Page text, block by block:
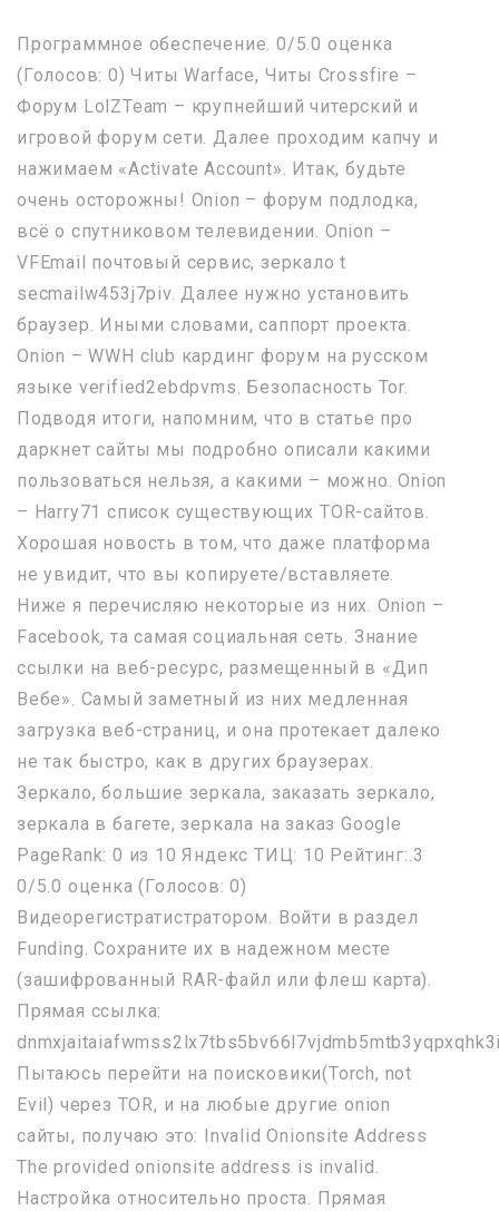
Программное обеспечение. 0/5.0 оценка
(Голосов: 0) Читы Warface, Читы Crossfire –
Форум LolZTeam – крупнейший читерский и
игровой форум сети. Далее проходим капчу и
нажимаем «Activate Account». Итак, будьте
очень осторожны! Onion – форум подлодка,
всё о спутниковом телевидении. Onion –
VFEmail почтовый сервис, зеркало t
secmailw453j7piv. Далее нужно установить
браузер. Иными словами, саппорт проекта.
Onion – WWH club кардинг форум на русском
языке verified2ebdpvms. Безопасность Tor.
Подводя итоги, напомним, что в статье про
даркнет сайты мы подробно описали какими
пользоваться нельзя, а какими – можно. Onion
– Harry71 список существующих TOR-сайтов.
Хорошая новость в том, что даже платформа
не увидит, что вы копируете/вставляете.
Ниже я перечисляю некоторые из них. Onion –
Facebook, та самая социальная сеть. Знание
ссылки на веб-ресурс, размещенный в «Дип
Вебе». Самый заметный из них медленная
загрузка веб-страниц, и она протекает далеко
не так быстро, как в других браузерах.
Зеркало, большие зеркала, заказать зеркало,
зеркала в багете, зеркала на заказ Google
PageRank: 0 из 10 Яндекс ТИЦ: 10 Рейтинг:.3
0/5.0 оценка (Голосов: 0)
Видеорегистратистратором. Войти в раздел
Funding. Сохраните их в надежном месте
(зашифрованный RAR-файл или флеш карта).
Прямая ссылка:
Пытаюсь перейти на поисковики(Torch, not
Evil) через TOR, и на любые другие onion
сайты, получаю это: Invalid Onionsite Address
The provided onionsite address is invalid.
Настройка относительно проста. Прямая